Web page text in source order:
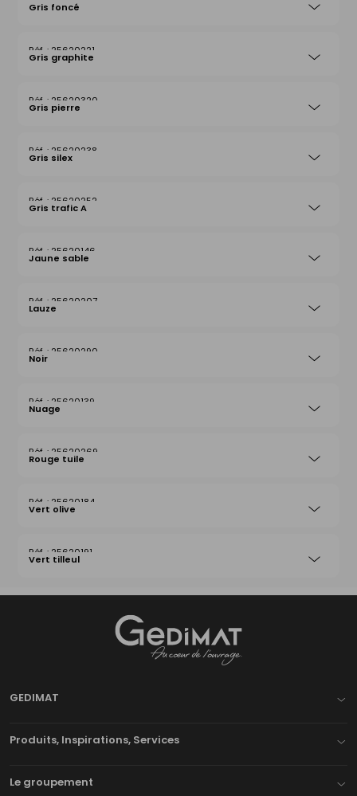
Gris foncé
25620221
Gris graphite
25620320
Gris pierre
25620238
Gris silex
25620252
Gris trafic A
25620146
Jaune sable
25620207
Lauze
25620290
Noir
25620139
Nuage
25620269
Rouge tuile
25620184
Vert olive
25620191
Vert tilleul
GEDIMAT
Produits, Inspirations, Services
Le groupement